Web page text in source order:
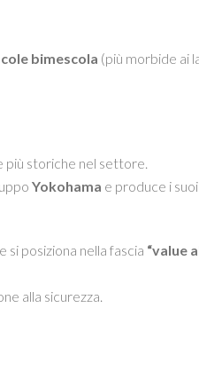
bimescola (più morbide ai
più storiche nel settore.
Yokohama e produce i
si posiziona nella fascia “value
alla sicurezza.